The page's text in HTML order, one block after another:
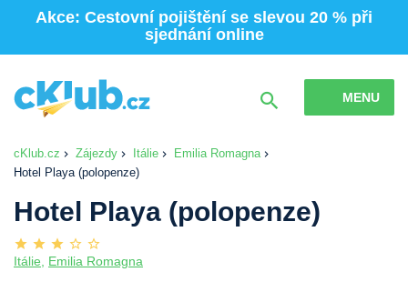
Akce: Cestovní pojištění se slevou 20 % při
sjednání online
MENU
cKlub.cz Zájezdy Itálie
Emilia Romagna
Hotel Playa (polopenze)
Hotel Playa (polopenze)
Itálie, Emilia Romagna